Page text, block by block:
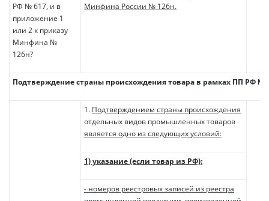
РФ № 617, и в
приложение 1
или 2 к приказу
Минфина №
126н?
Минфина России № 126н.
Подтверждение страны происхождения товара в рамках ПП РФ №
1. Подтверждением страны происхождения
отдельных видов промышленных товаров
является одно из следующих условий:
1) указание (если товар из РФ):
- номеров реестровых записей из реестра